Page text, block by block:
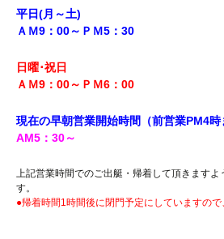
R5.9.18釣果情報更新しました。
R5.8.12 釣果情報更新しました。
R5.7.27 釣果情報更新しました。
R5.7.16 釣果情報更新しました。
R5.7.3 釣果情報更新しました。
平日(月～土)
ＡＭ9：00～ＰＭ5：30
日曜･祝日
ＡＭ9：00～ＰＭ6 ：00
現在の早朝営業開始時間（前営業PM4時
AM5 ：30～
上記営業時間でのご出艇・帰着して頂きますよ
す。
●帰着時間1時間後に閉門予定にしていますの